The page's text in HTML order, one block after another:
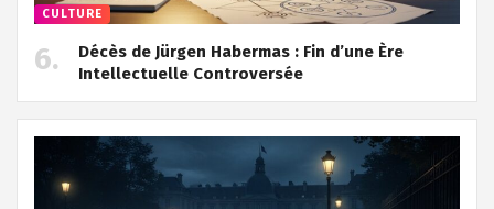
CULTURE
Décès de Jürgen Habermas : Fin d’une Ère
Intellectuelle Controversée